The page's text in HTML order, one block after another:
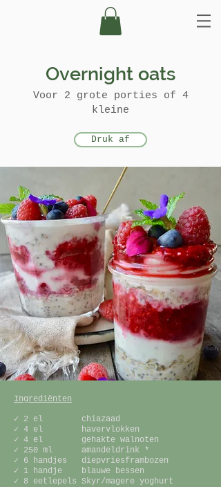
Overnight oats
Voor 2 grote porties of 4
kleine
Druk af
Ingrediënten
✓ 2 el chiazaad
✓ 4 el havervlokken
✓ 4 el gehakte walnoten
✓ 250 ml amandeldrink *
✓ 6 handjes diepvriesframbozen
✓ 1 handje blauwe bessen
✓ 8 eetlepels Skyr/magere yoghurt